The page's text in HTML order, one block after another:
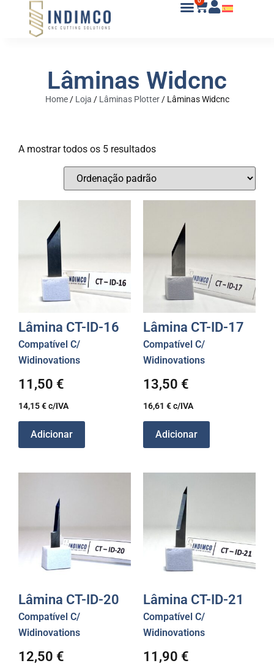
Lâminas Widcnc
Home/ Loja / Lâminas Plotter/ Lâminas Widcnc
A mostrar todos os 5 resultados
Lâmina CT-ID-16
Compatível C/
Widinovations
11,50 €
14,15€c/IVA
Adicionar
Lâmina CT-ID-17
Compatível C/
Widinovations
13,50 €
16,61 €c/IVA
Adicionar
Lâmina CT-ID-20
Compatível C/
Widinovations
12,50 €
Lâmina CT-ID-21
Compatível C/
Widinovations
11,90 €